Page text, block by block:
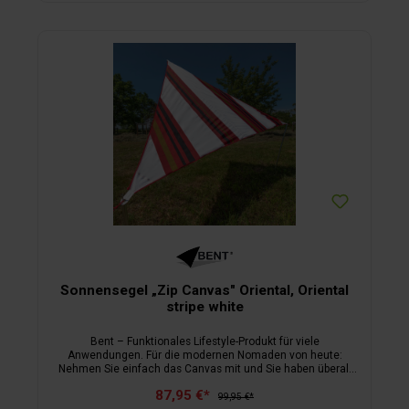
Sonnensegel „Zip Canvas" Oriental, Oriental
stripe white
Bent – Funktionales Lifestyle-Produkt für viele
Anwendungen. Für die modernen Nomaden von heute:
Nehmen Sie einfach das Canvas mit und Sie haben überall
Wetterschutz inklusive. Bent verbindet Lifestyle und
87,95 €* 99,95 €*